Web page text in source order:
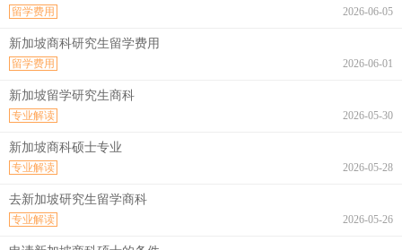
2026-06-05
留学费用
新加坡商科研究生留学费用
2026-06-01
留学费用
新加坡留学研究生商科
2026-05-30
专业解读
新加坡商科硕士专业
2026-05-28
专业解读
去新加坡研究生留学商科
2026-05-26
专业解读